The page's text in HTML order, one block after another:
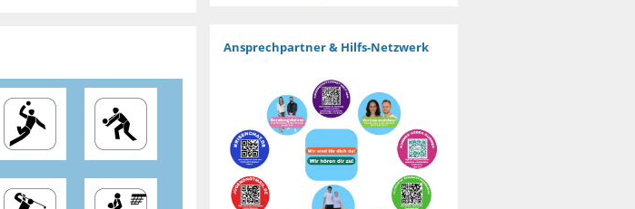
Ansprechpartner & Hilfs-Netzwerk